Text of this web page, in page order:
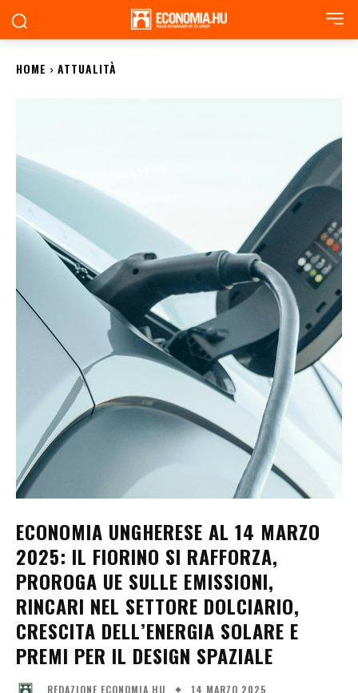
HOME ATTUALITÀ
ECONOMIA UNGHERESE AL 14 MARZO
2025: IL FIORINO SI RAFFORZA,
PROROGA UE SULLE EMISSIONI,
RINCARI NEL SETTORE DOLCIARIO,
CRESCITA DELL’ENERGIA SOLARE E
PREMI PER IL DESIGN SPAZIALE
REDAZIONE ECONOMIA.HU 14 MARZO 2025